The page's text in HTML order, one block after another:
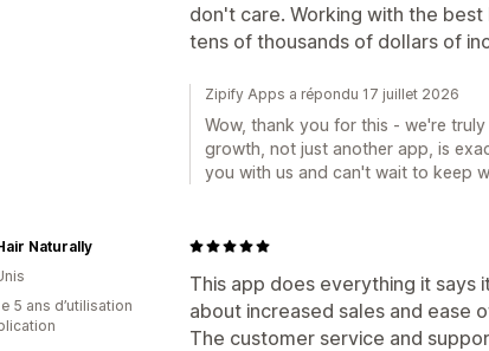
don't care. Working with the best
tens of thousands of dollars of
Zipify Apps a répondu 17 juillet 2026
Wow, thank you for this - we're
growth, not just another app, is
you with us and can't wait to keep
This app does everything it says
about increased sales and ease
The customer service and
Naturally
5 ans d’utilisation